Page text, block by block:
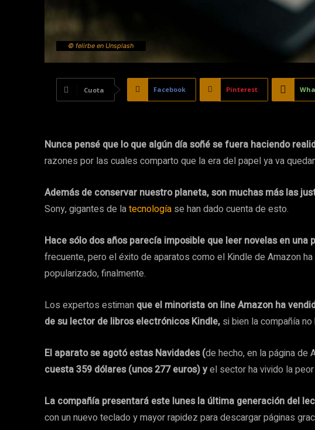
© felirbe en Unsplash
Cuota Facebook Pinterest
Nunca pensé que lo que algún día soñé se fuera haciendo
razones por las cuales comparto que la era del papel ya va
Además de conservar nuestro planeta, son muchas más las
Sony, gigantes de latecnología se han dado cuenta de esto.
Hace sólo dos años parecía imposible que leer novelas en una
frecuente, pero el éxito de aparatos como el Kindle de Amazon
popularizado, finalmente.
Los expertos estiman que el minorista on line Amazon ha
de su lector de libros electrónicos Kindle, si bien la compañía
El aparato se agotó estas Navidades (de hecho, en la página de
cuesta 359 dólares (unos 277 euros) yel sector ha vivido la
La compañía presentará este lunes la última generación del
con un nuevo teclado y mayor rapidez para descargar páginas